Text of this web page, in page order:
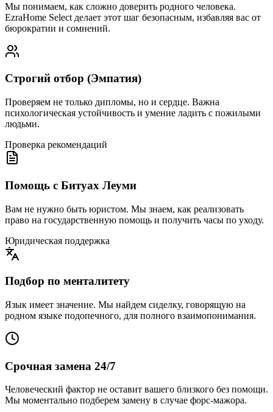
Мы понимаем, как сложно доверить родного человека.
EzraHome Select делает этот шаг безопасным, избавляя вас от
бюрократии и сомнений.
Строгий отбор (Эмпатия)
Проверяем не только дипломы, но и сердце. Важна
психологическая устойчивость и умение ладить с пожилыми
людьми.
Проверка рекомендаций
Помощь с Битуах Леуми
Вам не нужно быть юристом. Мы знаем, как реализовать
право на государственную помощь и получить часы по уходу.
Юридическая поддержка
Подбор по менталитету
Язык имеет значение. Мы найдем сиделку, говорящую на
родном языке подопечного, для полного взаимопонимания.
Срочная замена 24/7
Человеческий фактор не оставит вашего близкого без помощи.
Мы моментально подберем замену в случае форс-мажора.